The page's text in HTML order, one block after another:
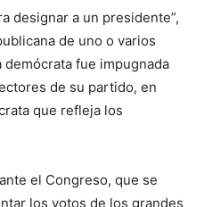
designar a un presidente”,
de uno o varios
fue impugnada
de su partido, en
que refleja los
el Congreso, que se
los votos de los grandes